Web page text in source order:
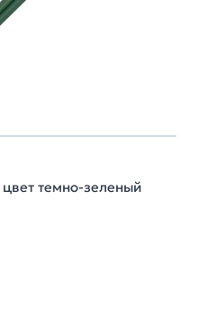
темно-зеленый